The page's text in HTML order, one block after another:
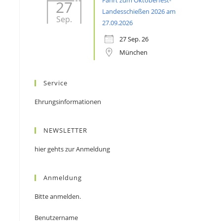
27
Sep.
Landesschießen 2026 am
27.09.2026
27 Sep. 26
München
Service
Ehrungsinformationen
NEWSLETTER
hier gehts zur Anmeldung
Anmeldung
Bitte anmelden.
Benutzername